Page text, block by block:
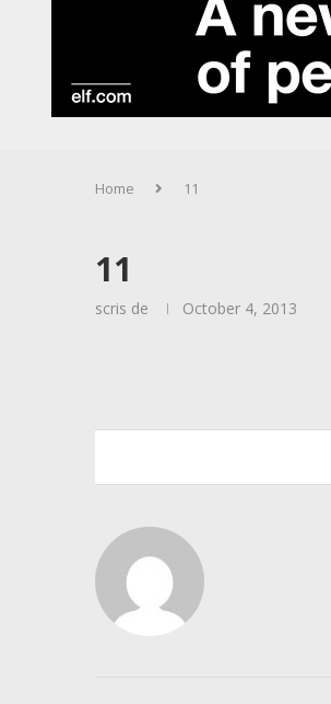
Home 11
11
scris de October 4, 2013